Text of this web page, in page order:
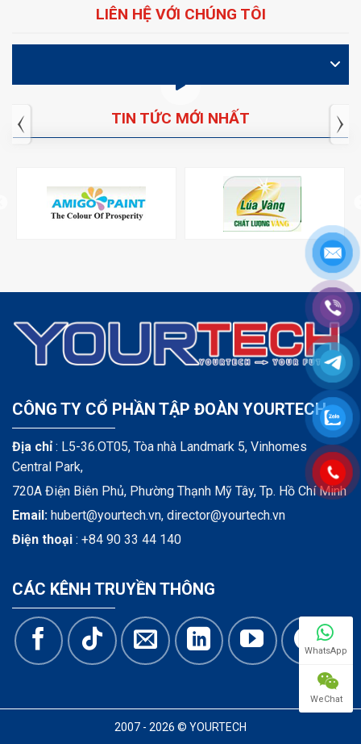
LIÊN HỆ VỚI CHÚNG TÔI
TIN TỨC MỚI NHẤT
CÔNG TY CỔ PHẦN TẬP ĐOÀN YOURTECH
Địa chỉ: L5-36.OT05, Tòa nhà Landmark 5, Vinhomes
Central Park,
720A Điện Biên Phủ, Phường Thạnh Mỹ Tây, Tp. Hồ Chí Minh
Email: hubert@yourtech.vn, director@yourtech.vn
Điện thoại : +84 90 33 44 140
CÁC KÊNH TRUYỀN THÔNG
2007 - 2026 © YOURTECH
WhatsApp
WeChat